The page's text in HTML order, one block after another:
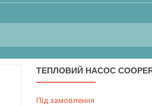
ТЕПЛОВИЙ НАСОС
Під замовлення